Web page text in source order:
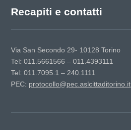
Recapiti e contatti
Via San Secondo 29- 10128 Torino
Tel: 011.5661566 – 011.4393111
Tel: 011.7095.1 – 240.1111
PEC: protocollo@pec.aslcittaditorino.it